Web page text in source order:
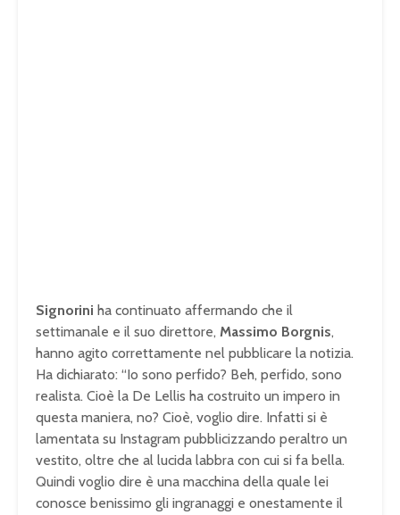
Signorini ha continuato affermando che il
settimanale e il suo direttore, Massimo Borgnis,
hanno agito correttamente nel pubblicare la notizia.
Ha dichiarato: “Io sono perfido? Beh, perfido, sono
realista. Cioè la De Lellis ha costruito un impero in
questa maniera, no? Cioè, voglio dire. Infatti si è
lamentata su Instagram pubblicizzando peraltro un
vestito, oltre che al lucida labbra con cui si fa bella.
Quindi voglio dire è una macchina della quale lei
conosce benissimo gli ingranaggi e onestamente il